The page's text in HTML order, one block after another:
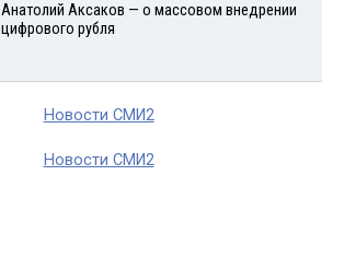
Анатолий Аксаков — о массовом внедрении
цифрового рубля
Новости СМИ2
Новости СМИ2